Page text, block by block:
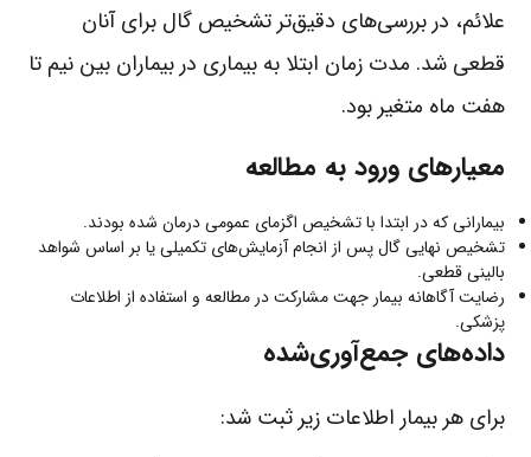
علائم، در بررسی‌های دقیق‌تر تشخیص گال برای آنان
قطعی شد. مدت زمان ابتلا به بیماری در بیماران بین نیم تا
هفت ماه متغیر بود.
معیارهای ورود به مطالعه
بیمارانی که در ابتدا با تشخیص اگزمای عمومی درمان شده بودند.
تشخیص نهایی گال پس از انجام آزمایش‌های تکمیلی یا بر اساس شواهد
بالینی قطعی.
رضایت آگاهانه بیمار جهت مشارکت در مطالعه و استفاده از اطلاعات
پزشکی.
داده‌های جمع‌آوری‌شده
برای هر بیمار اطلاعات زیر ثبت شد: